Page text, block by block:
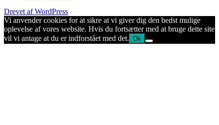
Drevet af WordPress
Vi anvender cookies for at sikre at vi giver dig den bedst mulige
oplevelse af vores website. Hvis du fortsætter med at bruge dette site
vil vi antage at du er indforstået med det. Ok